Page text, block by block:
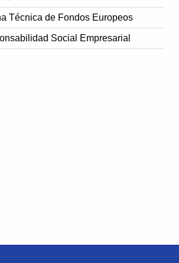
Técnica de Fondos Europeos
Social Empresarial